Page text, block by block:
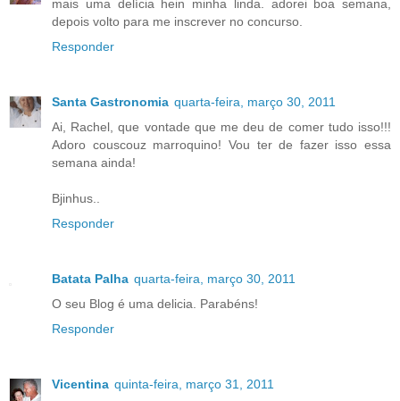
mais uma delícia hein minha linda. adorei boa semana,
depois volto para me inscrever no concurso.
Responder
Santa Gastronomia quarta-feira, março 30, 2011
Ai, Rachel, que vontade que me deu de comer tudo isso!!!
Adoro couscouz marroquino! Vou ter de fazer isso essa
semana ainda!
Bjinhus..
Responder
Batata Palha quarta-feira, março 30, 2011
O seu Blog é uma delicia. Parabéns!
Responder
Vicentina quinta-feira, março 31, 2011